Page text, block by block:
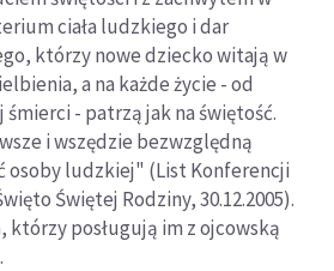
ciała ludzkiego i dar
którzy nowe dziecko witają w
a na każde życie - od
- patrzą jak na świętość.
i wszędzie bezwzględną
osoby ludzkiej" (List Konferencji
Świętej Rodziny, 30.12.2005).
którzy posługują im z ojcowską